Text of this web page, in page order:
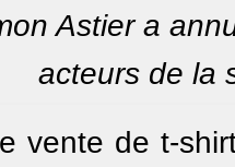
Astier a
acteurs de la
vente de t-